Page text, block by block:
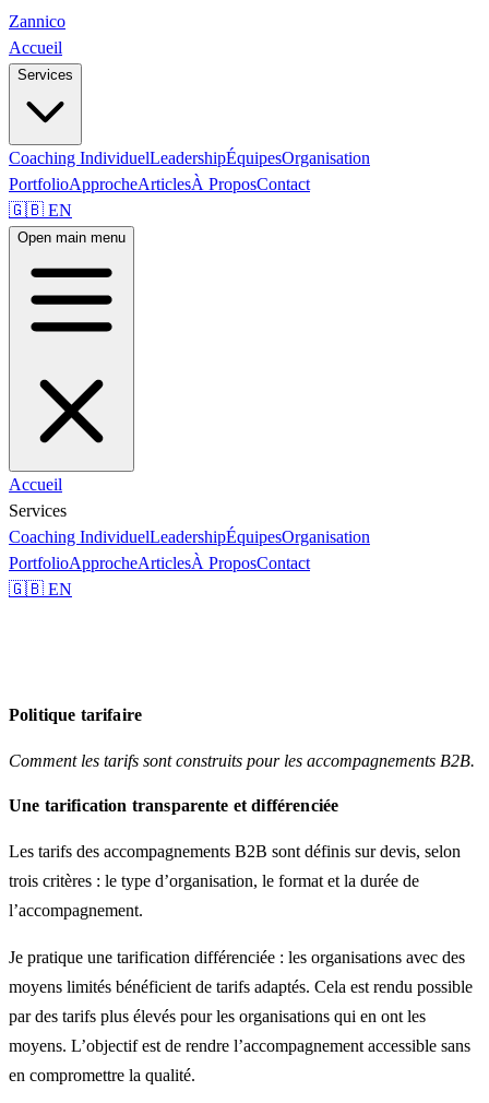
Zannico
Accueil
Services
Coaching IndividuelLeadershipÉquipesOrganisation
PortfolioApprocheArticlesÀ ProposContact
🇬🇧 EN
Open main menu
Accueil
Services
Coaching IndividuelLeadershipÉquipesOrganisation
PortfolioApprocheArticlesÀ ProposContact
🇬🇧 EN
Politique tarifaire
Comment les tarifs sont construits pour les accompagnements B2B.
Une tarification transparente et différenciée
Les tarifs des accompagnements B2B sont définis sur devis, selon
trois critères : le type d’organisation, le format et la durée de
l’accompagnement.
Je pratique une tarification différenciée : les organisations avec des
moyens limités bénéficient de tarifs adaptés. Cela est rendu possible
par des tarifs plus élevés pour les organisations qui en ont les
moyens. L’objectif est de rendre l’accompagnement accessible sans
en compromettre la qualité.